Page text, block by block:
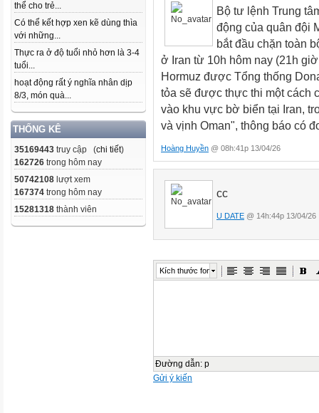
thể cho trẻ...
Có thể kết hợp xen kẽ dùng thìa
với những...
Thực ra ở độ tuổi nhỏ hơn là 3-4
tuổi...
hoạt động rất ý nghĩa nhân dịp
8/3, món quà...
THỐNG KÊ
35169443 truy cập (chi tiết)
162726 trong hôm nay
50742108 lượt xem
167374 trong hôm nay
15281318 thành viên
Bộ tư lệnh Trung
động của quân đội
bắt đầu chặn toàn
ở Iran từ 10h hôm nay (21h
Hormuz được Tổng thống
tỏa sẽ được thực thi một cách
vào khu vực bờ biển tại Iran,
và vịnh Oman", thông báo có
Hoàng Huyền @ 08h:41p 13/04/26
cc
U DATE @ 14h:44p 13/04/26
Kích thước font
Đường dẫn: p
Gửi ý kiến